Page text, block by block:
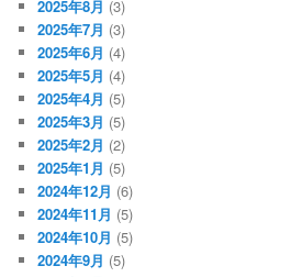
2025年8月 (3)
2025年7月 (3)
2025年6月 (4)
2025年5月 (4)
2025年4月 (5)
2025年3月 (5)
2025年2月 (2)
2025年1月 (5)
2024年12月 (6)
2024年11月 (5)
2024年10月 (5)
2024年9月 (5)